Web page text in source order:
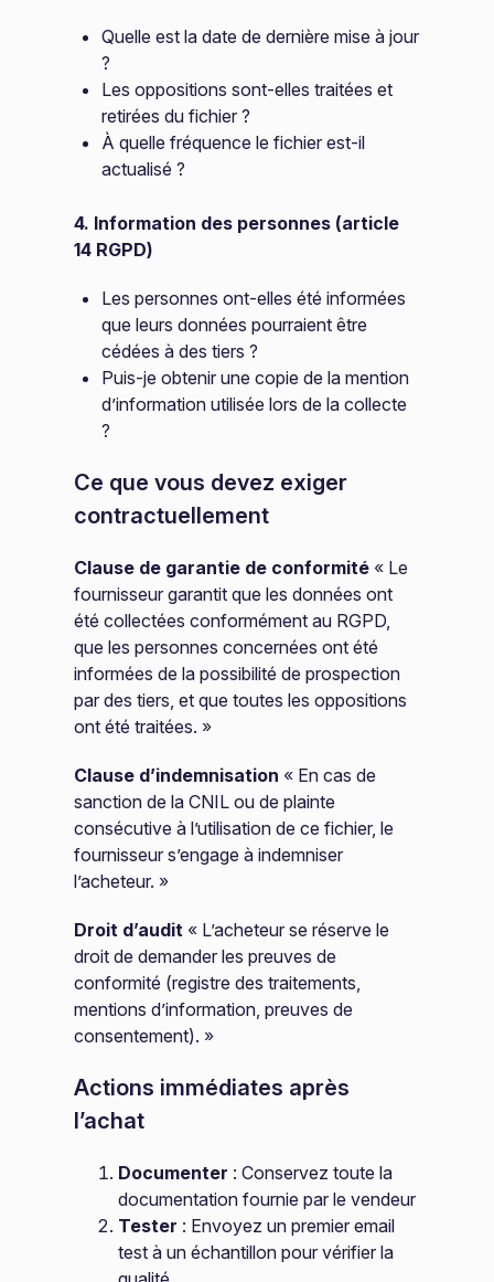
Quelle est la date de dernière mise à jour
?
Les oppositions sont-elles traitées et
retirées du fichier ?
À quelle fréquence le fichier est-il
actualisé ?
4. Information des personnes (article
14 RGPD)
Les personnes ont-elles été informées
que leurs données pourraient être
cédées à des tiers ?
Puis-je obtenir une copie de la mention
d’information utilisée lors de la collecte
?
Ce que vous devez exiger
contractuellement
Clause de garantie de conformité « Le
fournisseur garantit que les données ont
été collectées conformément au RGPD,
que les personnes concernées ont été
informées de la possibilité de prospection
par des tiers, et que toutes les oppositions
ont été traitées. »
Clause d’indemnisation « En cas de
sanction de la CNIL ou de plainte
consécutive à l’utilisation de ce fichier, le
fournisseur s’engage à indemniser
l’acheteur. »
Droit d’audit « L’acheteur se réserve le
droit de demander les preuves de
conformité (registre des traitements,
mentions d’information, preuves de
consentement). »
Actions immédiates après
l’achat
Documenter : Conservez toute la
documentation fournie par le vendeur
Tester : Envoyez un premier email
test à un échantillon pour vérifier la